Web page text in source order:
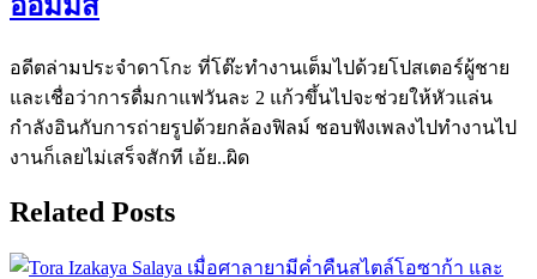
อดีตล่ามประจำดาโกะ ที่โต๊ะทำงานเต็มไปด้วยโปสเตอร์ผู้ชาย
และเชื่อว่าการดื่มกาแฟวันละ 2 แก้วขึ้นไปจะช่วยให้หัวแล่น
กำลังอินกับการถ่ายรูปด้วยกล้องฟิลม์ ชอบฟังเพลงไปทำงานไป
งานก็เลยไม่เสร็จสักที เอ้ย..ผิด
Related Posts